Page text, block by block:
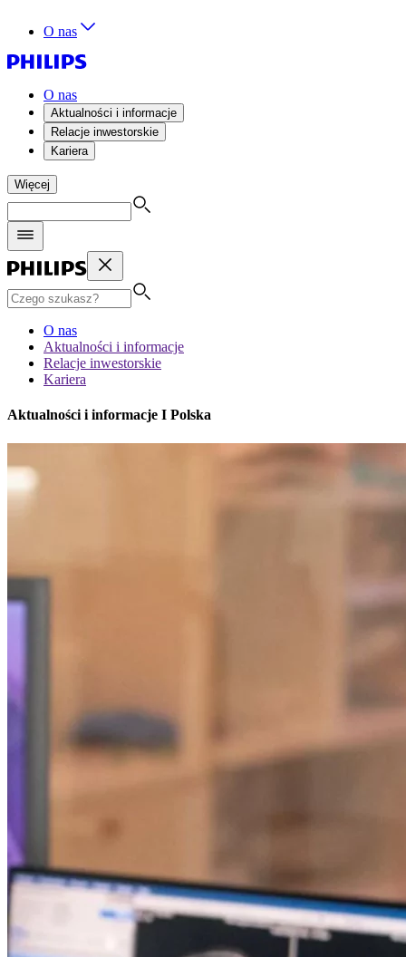
O nas
O nas
Aktualności i informacje
Relacje inwestorskie
Kariera
Więcej
O nas
Aktualności i informacje
Relacje inwestorskie
Kariera
Aktualności i informacje I Polska